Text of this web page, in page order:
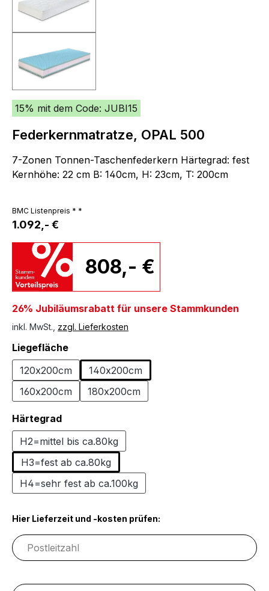
15% mit dem Code: JUBI15
Federkernmatratze, OPAL 500
7-Zonen Tonnen-Taschenfederkern Härtegrad: fest
Kernhöhe: 22 cm B: 140cm, H: 23cm, T: 200cm
BMC Listenpreis * *
1.092,- €
808,- €
26% Jubiläumsrabatt für unsere Stammkunden
inkl. MwSt., zzgl. Lieferkosten
Liegeflächeauswählen
120x200cm
140x200cm
160x200cm
180x200cm
Härtegradauswählen
H2=mittel bis ca.80kg
H3=fest ab ca.80kg
H4=sehr fest ab ca.100kg
Hier Lieferzeit und -kosten prüfen: